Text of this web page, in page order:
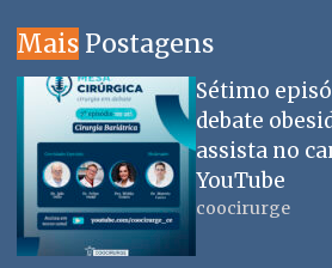
Mais Postagens
Sétimo
debate
assista no
YouTube
coocirurge